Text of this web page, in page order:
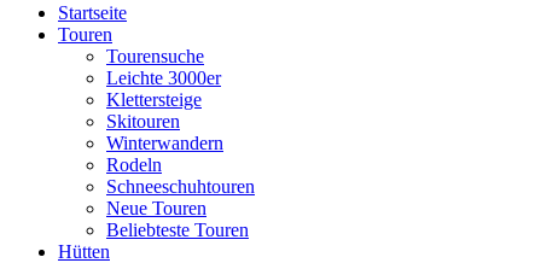
Startseite
Touren
Tourensuche
Leichte 3000er
Klettersteige
Skitouren
Winterwandern
Rodeln
Schneeschuhtouren
Neue Touren
Beliebteste Touren
Hütten